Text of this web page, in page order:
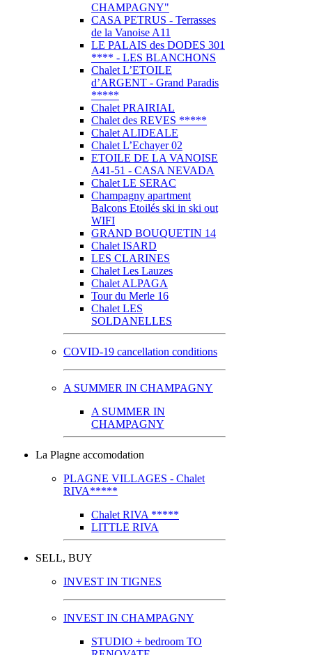
CHAMPAGNY"
CASA PETRUS - Terrasses
de la Vanoise A11
LE PALAIS des DODES 301
**** - LES BLANCHONS
Chalet L’ETOILE
d’ARGENT - Grand Paradis
*****
Chalet PRAIRIAL
Chalet des REVES *****
Chalet ALIDEALE
Chalet L’Echayer 02
ETOILE DE LA VANOISE
A41-51 - CASA NEVADA
Chalet LE SERAC
Champagny apartment
Balcons Etoilés ski in ski out
WIFI
GRAND BOUQUETIN 14
Chalet ISARD
LES CLARINES
Chalet Les Lauzes
Chalet ALPAGA
Tour du Merle 16
Chalet LES
SOLDANELLES
COVID-19 cancellation conditions
A SUMMER IN CHAMPAGNY
A SUMMER IN
CHAMPAGNY
La Plagne accomodation
PLAGNE VILLAGES - Chalet
RIVA*****
Chalet RIVA *****
LITTLE RIVA
SELL, BUY
INVEST IN TIGNES
INVEST IN CHAMPAGNY
STUDIO + bedroom TO